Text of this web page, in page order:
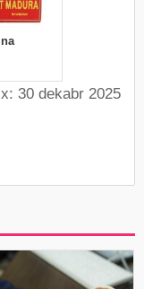
30 dekabr 2025